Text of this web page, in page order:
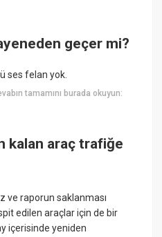
geçer mi?
ses felan yok.
tamamını burada okuyun:
kalan araç trafiğe
ve raporun saklanması
edilen araçlar için de bir
içerisinde yeniden